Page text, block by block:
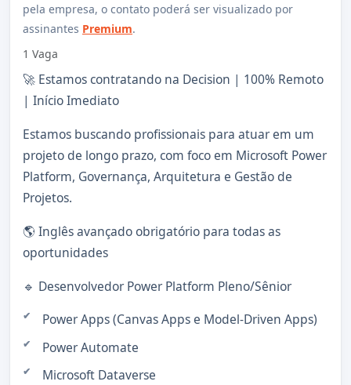
pela empresa, o contato poderá ser visualizado por
assinantes Premium.
1 Vaga
🚀 Estamos contratando na Decision | 100% Remoto
| Início Imediato
Estamos buscando profissionais para atuar em um
projeto de longo prazo, com foco em Microsoft Power
Platform, Governança, Arquitetura e Gestão de
Projetos.
🌎 Inglês avançado obrigatório para todas as
oportunidades
🔹 Desenvolvedor Power Platform Pleno/Sênior
Power Apps (Canvas Apps e Model-Driven Apps)
Power Automate
Microsoft Dataverse